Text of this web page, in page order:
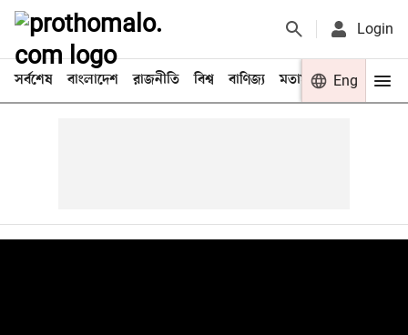
Login
সর্বশেষ বাংলাদেশ রাজনীতি বিশ্ব বাণিজ্য মতামত খেলা
Eng